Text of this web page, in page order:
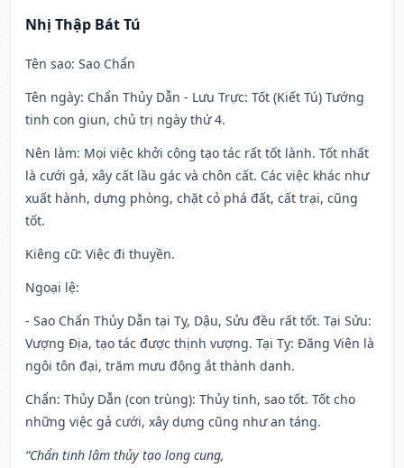
Nhị Thập Bát Tú
Tên sao: Sao Chẩn
Tên ngày: Chẩn Thủy Dẫn - Lưu Trực: Tốt (Kiết Tú) Tướng
tinh con giun, chủ trị ngày thứ 4.
Nên làm: Mọi việc khởi công tạo tác rất tốt lành. Tốt nhất
là cưới gả, xây cất lầu gác và chôn cất. Các việc khác như
xuất hành, dựng phòng, chặt cỏ phá đất, cất trại, cũng
tốt.
Kiêng cữ: Việc đi thuyền.
Ngoại lệ:
- Sao Chẩn Thủy Dẫn tại Tỵ, Dậu, Sửu đều rất tốt. Tại Sửu:
Vượng Địa, tạo tác được thịnh vượng. Tại Tỵ: Đăng Viên là
ngôi tôn đại, trăm mưu động ắt thành danh.
Chẩn: Thủy Dẫn (con trùng): Thủy tinh, sao tốt. Tốt cho
những việc gả cưới, xây dựng cũng như an táng.
“Chẩn tinh lâm thủy tạo long cung,